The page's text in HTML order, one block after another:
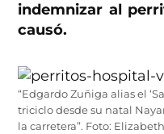
indemnizar al
causó.
“Edgardo Zuñiga alias el
triciclo desde su natal
la carretera”. Foto: